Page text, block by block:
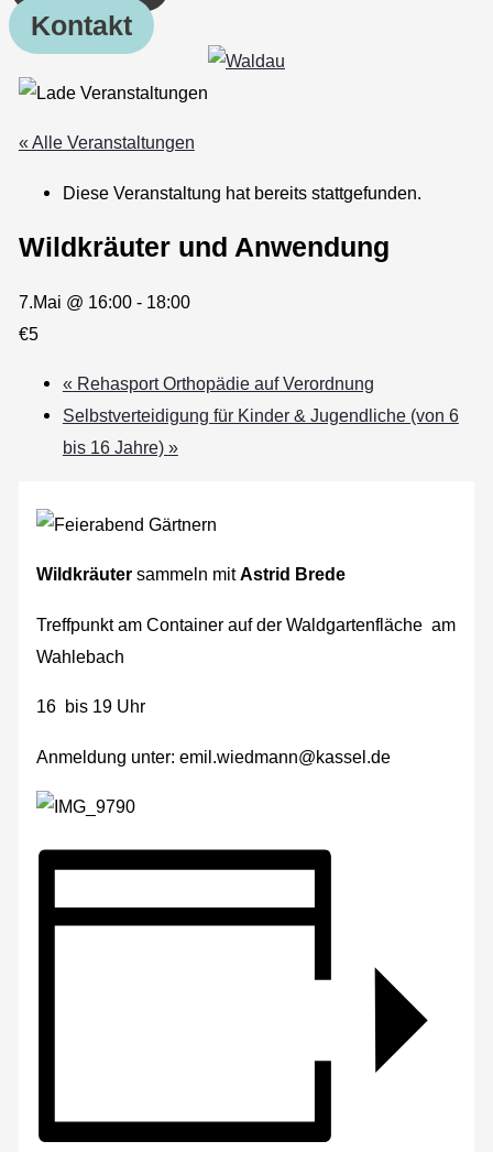
Kontakt
« Alle Veranstaltungen
Diese Veranstaltung hat bereits stattgefunden.
Wildkräuter und Anwendung
7.Mai @ 16:00- 18:00
€5
« Rehasport Orthopädie auf Verordnung
Selbstverteidigung für Kinder & Jugendliche (von 6
bis 16 Jahre) »
Wildkräuter sammeln mitAstrid Brede
Treffpunkt am Container auf der Waldgartenfläche am
Wahlebach
16 bis 19 Uhr
Anmeldung unter: emil.wiedmann@kassel.de